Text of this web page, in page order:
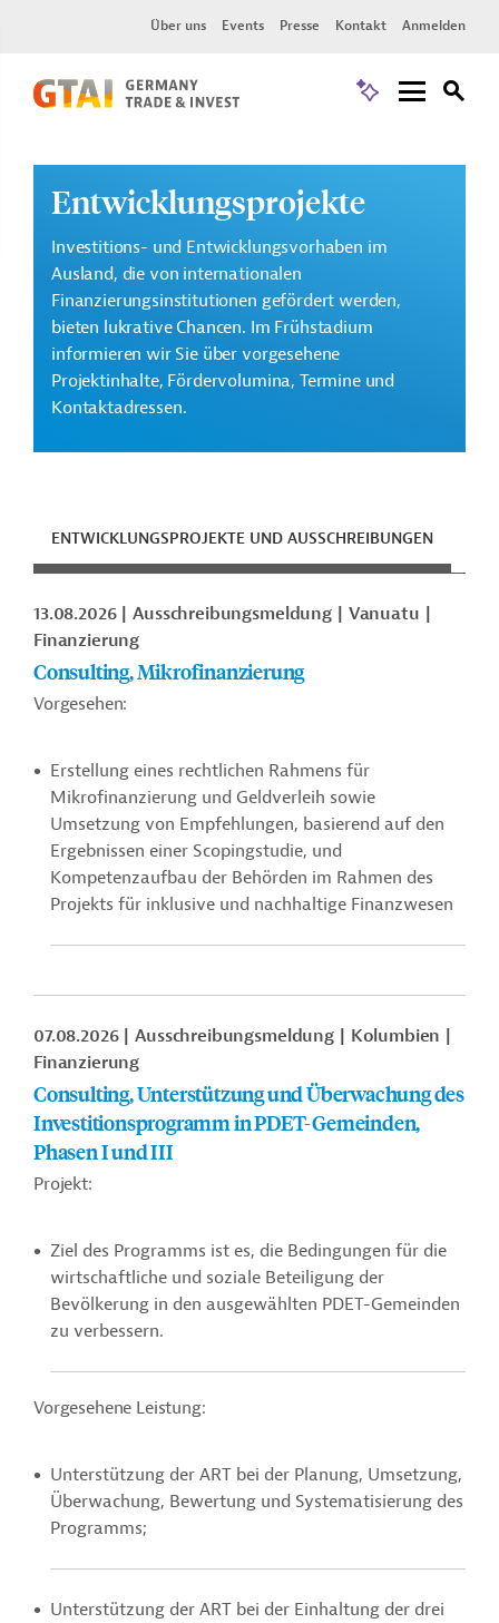
Über uns Events Presse Kontakt Anmelden
Entwicklungsprojekte
Investitions- und Entwicklungsvorhaben im
Ausland, die von internationalen
Finanzierungsinstitutionen gefördert werden,
bieten lukrative Chancen. Im Frühstadium
informieren wir Sie über vorgesehene
Projektinhalte, Fördervolumina, Termine und
Kontaktadressen.
ENTWICKLUNGSPROJEKTE UND AUSSCHREIBUNGEN
13.08.2026 Ausschreibungsmeldung
Vanuatu
Finanzierung
Consulting, Mikrofinanzierung
Vorgesehen:
Erstellung eines rechtlichen Rahmens für
Mikrofinanzierung und Geldverleih sowie
Umsetzung von Empfehlungen, basierend auf den
Ergebnissen einer Scopingstudie, und
Kompetenzaufbau der Behörden im Rahmen des
Projekts für inklusive und nachhaltige Finanzwesen
07.08.2026 Ausschreibungsmeldung
Kolumbien
Finanzierung
Consulting, Unterstützung und Überwachung des
Investitionsprogramm in PDET-Gemeinden,
Phasen I und III
Projekt:
Ziel des Programms ist es, die Bedingungen für die
wirtschaftliche und soziale Beteiligung der
Bevölkerung in den ausgewählten PDET-Gemeinden
zu verbessern.
Vorgesehene Leistung:
Unterstützung der ART bei der Planung, Umsetzung,
Überwachung, Bewertung und Systematisierung des
Programms;
Unterstützung der ART bei der Einhaltung der drei